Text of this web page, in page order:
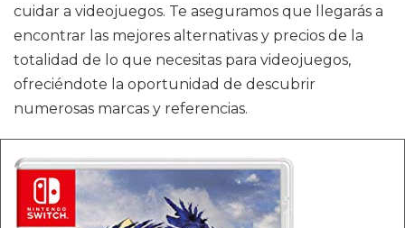
cuidar a videojuegos. Te aseguramos que llegarás a
encontrar las mejores alternativas y precios de la
totalidad de lo que necesitas para videojuegos,
ofreciéndote la oportunidad de descubrir
numerosas marcas y referencias.